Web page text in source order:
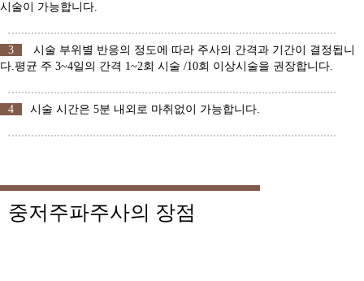
시술이 가능합니다.
3
시술 부위별 반응의 정도에 따라 주사의 간격과 기간이 결정됩니
다.평균 주 3~4일의 간격 1~2회 시술 /10회 이상시술을 권장합니다.
4 시술 시간은 5분 내외로 마취없이 가능합니다.
중저주파주사의 장점